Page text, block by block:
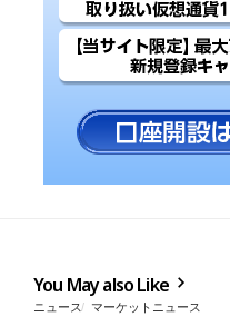
You May also Like
ニュース マーケットニュース